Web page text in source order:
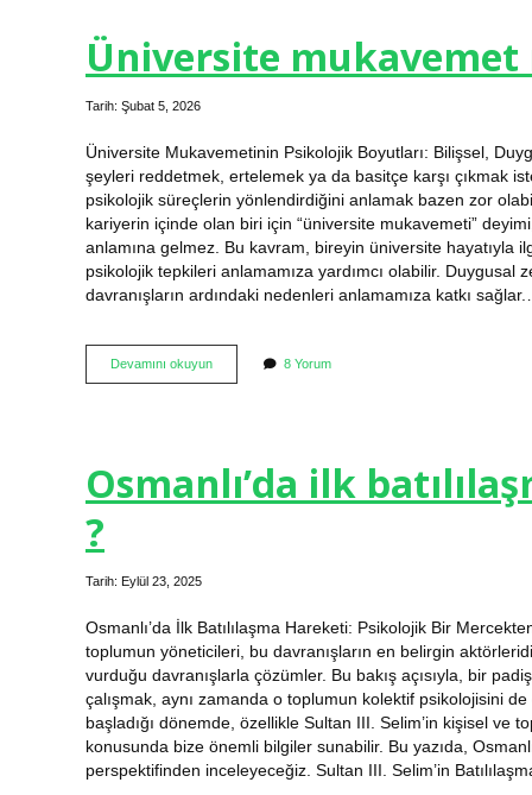
Üniversite mukavemet
Tarih: Şubat 5, 2026
Üniversite Mukavemetinin Psikolojik Boyutları: Bilişsel,
şeyleri reddetmek, ertelemek ya da basitçe karşı çıkmak
psikolojik süreçlerin yönlendirdiğini anlamak bazen zor
kariyerin içinde olan biri için “üniversite mukavemeti”
anlamına gelmez. Bu kavram, bireyin üniversite hayatıyla
psikolojik tepkileri anlamamıza yardımcı olabilir.
davranışların ardındaki nedenleri anlamamıza katkı sağlar.…
Devamını okuyunÜniversite
mukavemet
8 Yorum
Osmanlı’da ilk
?
Tarih: Eylül 23, 2025
Osmanlı’da İlk Batılılaşma Hareketi: Psikolojik Bir
toplumun yöneticileri, bu davranışların en belirgin
vurduğu davranışlarla çözümler. Bu bakış açısıyla, bir
çalışmak, aynı zamanda o toplumun kolektif psikolojisini
başladığı dönemde, özellikle Sultan III. Selim’in kişisel ve
konusunda bize önemli bilgiler sunabilir. Bu yazıda,
perspektifinden inceleyeceğiz. Sultan III. Selim’in